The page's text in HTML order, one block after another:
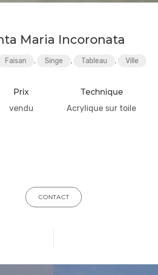
Maria Incoronata
Faisan , Singe , Tableau , Ville
Prix
vendu
Technique
Acrylique sur toile
CONTACT